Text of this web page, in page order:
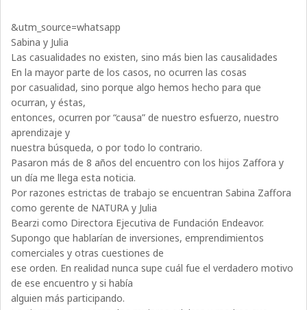
&utm_source=whatsapp
Sabina y Julia
Las casualidades no existen, sino más bien las causalidades
En la mayor parte de los casos, no ocurren las cosas
por casualidad, sino porque algo hemos hecho para que
ocurran, y éstas,
entonces, ocurren por “causa” de nuestro esfuerzo, nuestro
aprendizaje y
nuestra búsqueda, o por todo lo contrario.
Pasaron más de 8 años del encuentro con los hijos Zaffora y
un día me llega esta noticia.
Por razones estrictas de trabajo se encuentran Sabina Zaffora
como gerente de NATURA y Julia
Bearzi como Directora Ejecutiva de Fundación Endeavor.
Supongo que hablarían de inversiones, emprendimientos
comerciales y otras cuestiones de
ese orden. En realidad nunca supe cuál fue el verdadero motivo
de ese encuentro y si había
alguien más participando.